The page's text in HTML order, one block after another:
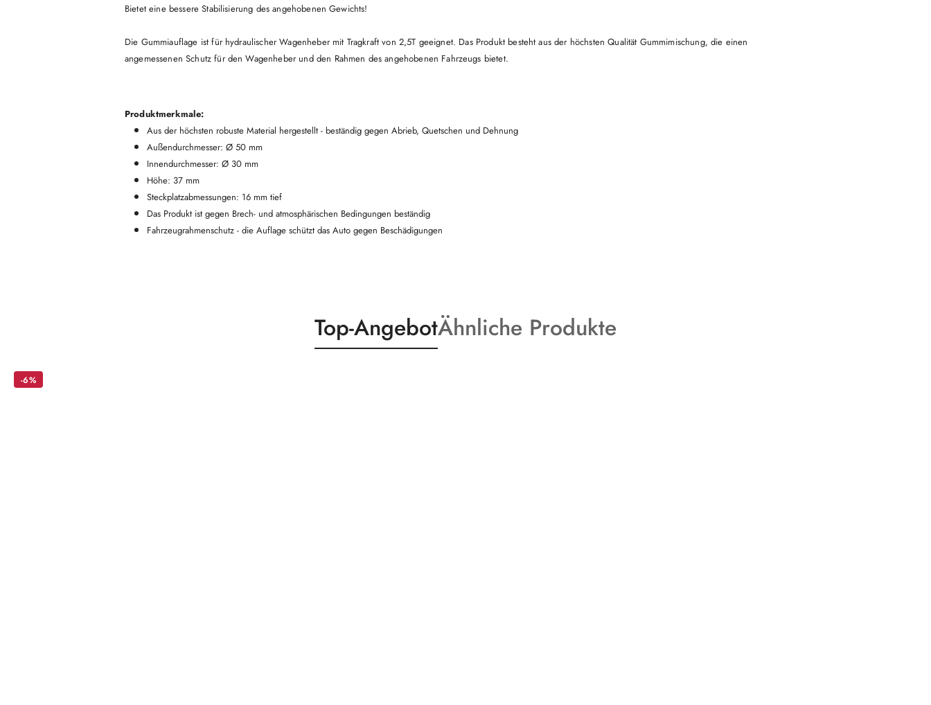
Bietet eine bessere Stabilisierung des angehobenen Gewichts!
Die Gummiauflage ist für hydraulischer Wagenheber mit Tragkraft von 2,5T geeignet. Das Produkt besteht aus der höchsten Qualität Gummimischung, die einen
angemessenen Schutz für den Wagenheber und den Rahmen des angehobenen Fahrzeugs bietet.
Produktmerkmale:
Aus der höchsten robuste Material hergestellt - beständig gegen Abrieb, Quetschen und Dehnung
Außendurchmesser: Ø 50 mm
Innendurchmesser: Ø 30 mm
Höhe: 37 mm
Steckplatzabmessungen: 16 mm tief
Das Produkt ist gegen Brech- und atmosphärischen Bedingungen beständig
Fahrzeugrahmenschutz - die Auflage schützt das Auto gegen Beschädigungen
Statusprodukte:
Top-AngebotStatusprodukte:
Ähnliche Produkte
-6%